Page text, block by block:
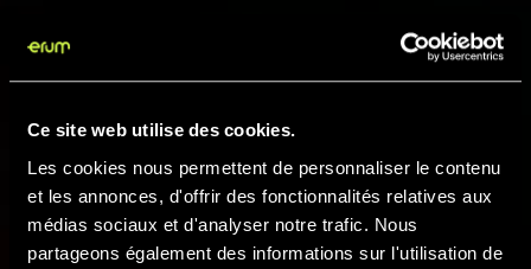
Ce site web utilise des cookies.
Les cookies nous permettent de personnaliser le contenu
et les annonces, d'offrir des fonctionnalités relatives aux
médias sociaux et d'analyser notre trafic. Nous
partageons également des informations sur l'utilisation de